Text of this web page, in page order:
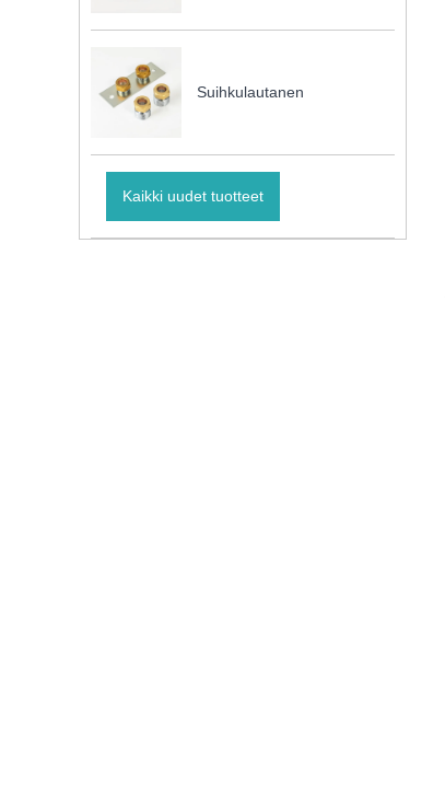
Suihkulautanen
Kaikki uudet tuotteet